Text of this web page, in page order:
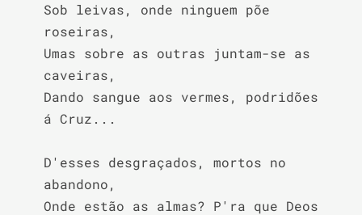
Sob leivas, onde ninguem põe
roseiras,
Umas sobre as outras juntam-se as
caveiras,
Dando sangue aos vermes, podridões
á Cruz...
D'esses desgraçados, mortos no
abandono,
Onde estão as almas? P'ra que Deos